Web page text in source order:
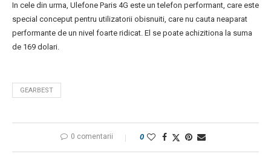
In cele din urma, Ulefone Paris 4G este un telefon performant, care este
special conceput pentru utilizatorii obisnuiti, care nu cauta neaparat
performante de un nivel foarte ridicat. El se poate achizitiona la suma
de 169 dolari.
GEARBEST
0 comentarii 0